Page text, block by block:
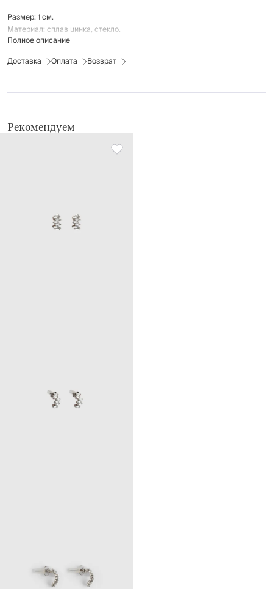
Размер: 1 см.
Материал: сплав цинка, стекло.
Полное описание
Доставка
Оплата Возврат
Рекомендуем